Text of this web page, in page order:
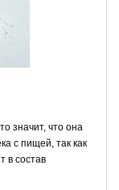
значит, что она
с пищей, так как
в состав